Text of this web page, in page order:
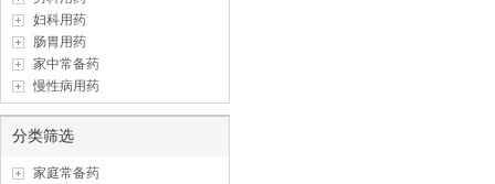
妇科用药
肠胃用药
家中常备药
慢性病用药
分类筛选
家庭常备药